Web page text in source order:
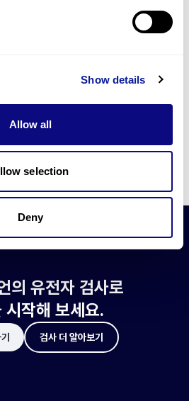
Show details
Allow all
selection
Deny
한 여러 기술의 개발과 도입에 힘쓰고 있습니
율을 위한 쓰리빌리언의 기술에 대해 알아보
의 유전자 검사로
시작해 보세요.
검사 더 알아보기